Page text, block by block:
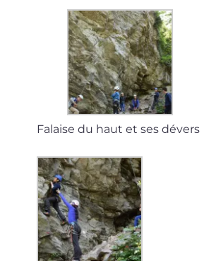
Falaise du haut et ses dévers